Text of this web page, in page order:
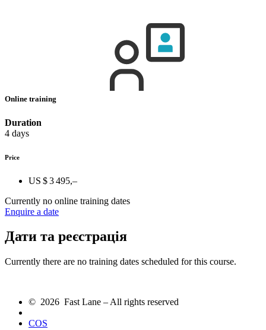
Online training
Duration
4 days
Price
US $ 3 495,–
Currently no online training dates
Enquire a date
Дати та реєстрація
Currently there are no training dates scheduled for this course.
© 2026 Fast Lane – All rights reserved
COS